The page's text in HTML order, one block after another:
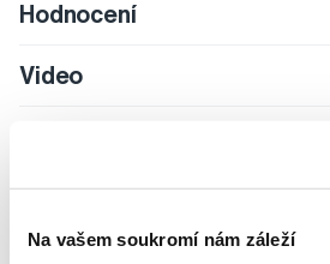
Na vašem soukromí nám záleží
Hodnocení
Video
Potřebujete